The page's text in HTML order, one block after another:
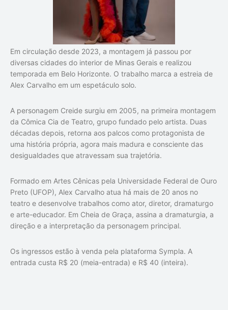
Em circulação desde 2023, a montagem já passou por
diversas cidades do interior de Minas Gerais e realizou
temporada em Belo Horizonte. O trabalho marca a estreia de
Alex Carvalho em um espetáculo solo.
A personagem Creide surgiu em 2005, na primeira montagem
da Cômica Cia de Teatro, grupo fundado pelo artista. Duas
décadas depois, retorna aos palcos como protagonista de
uma história própria, agora mais madura e consciente das
desigualdades que atravessam sua trajetória.
Formado em Artes Cênicas pela Universidade Federal de Ouro
Preto (UFOP), Alex Carvalho atua há mais de 20 anos no
teatro e desenvolve trabalhos como ator, diretor, dramaturgo
e arte-educador. Em Cheia de Graça, assina a dramaturgia, a
direção e a interpretação da personagem principal.
Os ingressos estão à venda pela plataforma Sympla. A
entrada custa R$ 20 (meia-entrada) e R$ 40 (inteira).